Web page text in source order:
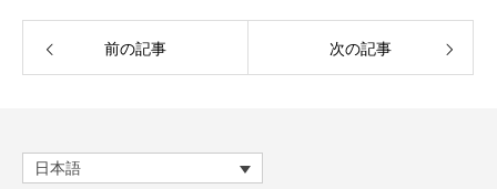
前の記事 次の記事
日本語